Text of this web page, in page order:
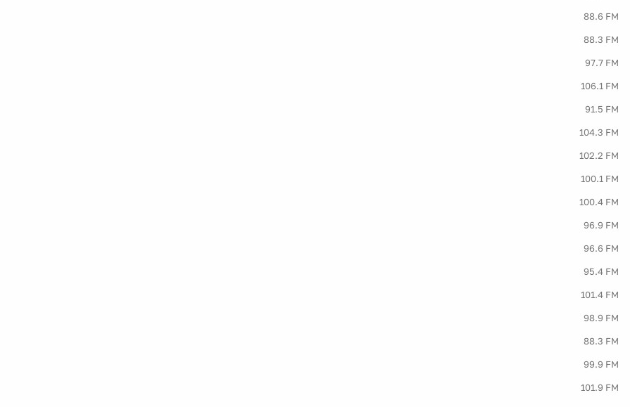
88.6 FM
88.3 FM
97.7 FM
106.1 FM
91.5 FM
104.3 FM
102.2 FM
100.1 FM
100.4 FM
96.9 FM
96.6 FM
95.4 FM
101.4 FM
98.9 FM
88.3 FM
99.9 FM
101.9 FM